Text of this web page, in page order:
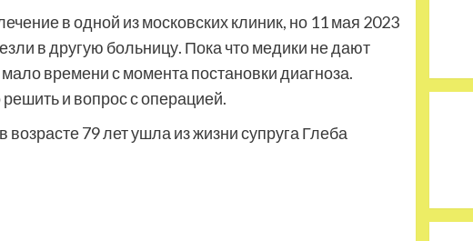
в одной из московских клиник, но 11 мая 2023
в другую больницу. Пока что медики не дают
времени с момента постановки диагноза.
и вопрос с операцией.
79 лет ушла из жизни супруга Глеба